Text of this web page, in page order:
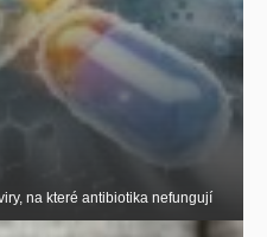
na které antibiotika nefungují